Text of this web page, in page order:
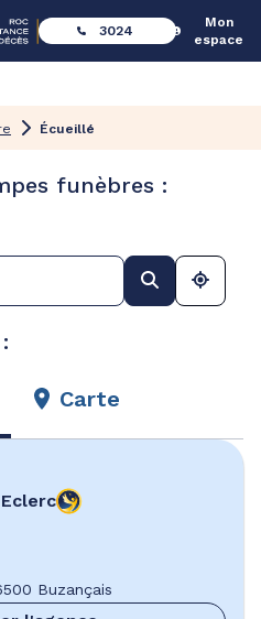
3024
Mon
espace
Écueillé
funèbres :
Carte
Buzançais